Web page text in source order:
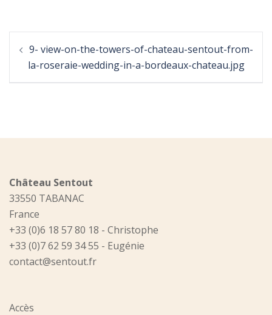
navigation
9- view-on-the-towers-of-chateau-sentout-from-
la-roseraie-wedding-in-a-bordeaux-chateau.jpg
Château Sentout
33550 TABANAC
France
+33 (0)6 18 57 80 18 - Christophe
+33 (0)7 62 59 34 55 - Eugénie
contact@sentout.fr
Accès